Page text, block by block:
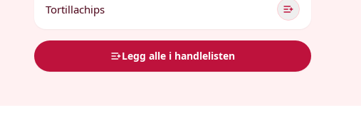
Tortillachips
Legg alle i handlelisten